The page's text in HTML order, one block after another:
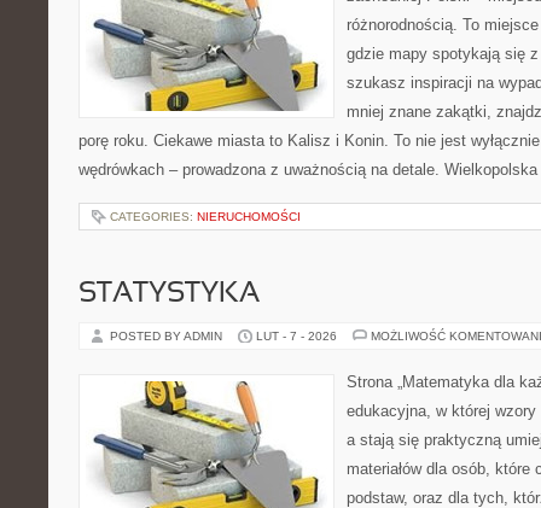
różnorodnością. To
gdzie mapy spotykają się
szukasz inspiracji na
mniej znane zakątki,
porę roku. Ciekawe miasta to Kalisz i Konin. To nie jest
wędrówkach – prowadzona z uważnością na detale.
CATEGORIES: NIERUCHOMOŚCI
STATYSTYKA
POSTED BY ADMIN LUT - 7 - 2026 MOŻLIWOŚĆ
Strona „Matematyka dla
edukacyjna, w której
a stają się praktyczną
materiałów dla osób,
podstaw, oraz dla tych,